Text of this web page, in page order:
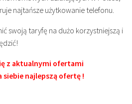
najtańsze użytkowanie telefonu.
swoją taryfę na dużo korzystniejszą i
z aktualnymi ofertami
najlepszą ofertę !